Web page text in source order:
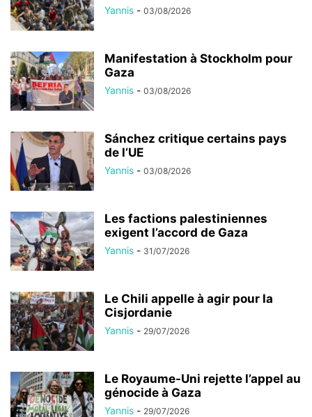
Yannis - 03/08/2026
Manifestation à Stockholm pour
Gaza
Yannis - 03/08/2026
Sánchez critique certains pays
de l’UE
Yannis - 03/08/2026
Les factions palestiniennes
exigent l’accord de Gaza
Yannis - 31/07/2026
Le Chili appelle à agir pour la
Cisjordanie
Yannis - 29/07/2026
Le Royaume-Uni rejette l’appel au
génocide à Gaza
Yannis - 29/07/2026